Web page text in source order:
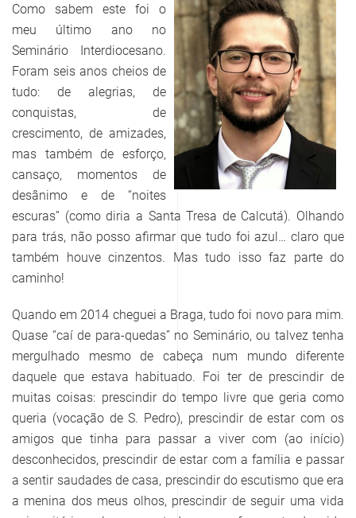
Como sabem este foi o
meu último ano no
Seminário Interdiocesano.
Foram seis anos cheios de
tudo: de alegrias, de
conquistas, de
crescimento, de amizades,
mas também de esforço,
cansaço, momentos de
desânimo e de “noites
escuras” (como diria a Santa Tresa de Calcutá). Olhando
para trás, não posso afirmar que tudo foi azul… claro que
também houve cinzentos. Mas tudo isso faz parte do
caminho!
Quando em 2014 cheguei a Braga, tudo foi novo para mim.
Quase “caí de para-quedas” no Seminário, ou talvez tenha
mergulhado mesmo de cabeça num mundo diferente
daquele que estava habituado. Foi ter de prescindir de
muitas coisas: prescindir do tempo livre que geria como
queria (vocação de S. Pedro), prescindir de estar com os
amigos que tinha para passar a viver com (ao início)
desconhecidos, prescindir de estar com a família e passar
a sentir saudades de casa, prescindir do escutismo que era
a menina dos meus olhos, prescindir de seguir uma vida